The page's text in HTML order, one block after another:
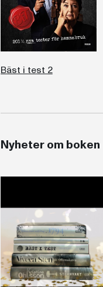
Bäst i test 2
Nyheter om boken